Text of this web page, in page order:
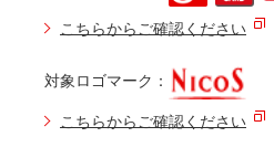
こちらからご確認ください
対象ロゴマーク：
こちらからご確認ください